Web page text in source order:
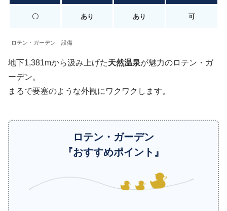
〇 あり あり 可
ロテン・ガーデン 設備
地下1,381mから汲み上げた天然温泉が魅力のロテン・ガ
ーデン。
まるで要塞のような外観にワクワクします。
ロテン・ガーデン
『おすすめポイント』